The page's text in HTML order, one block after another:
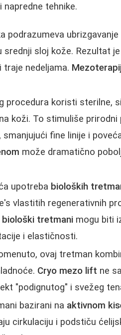
tehnike.
podrazumeva
sloj kože. Rezultat
nedeljama.
procedura koristi sterilne,
koži. To stimuliše
fine linije i
može dramatično
upotreba bioloških
vlastitih regenerativnih
biološki tretmani mogu biti
i elastičnosti.
ovaj tretman
Cryo mezo lift ne
"podignutog" i svežeg
bazirani na aktivnom
cirkulaciju i podstiču